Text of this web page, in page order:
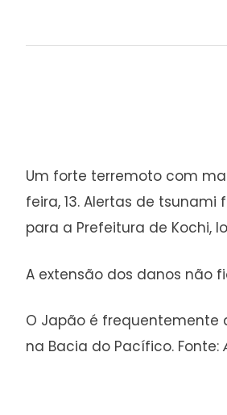
Um forte terremoto com
feira, 13. Alertas de
para a Prefeitura de Kochi,
A extensão dos danos não
O Japão é frequentemente
na Bacia do Pacífico. Fonte: